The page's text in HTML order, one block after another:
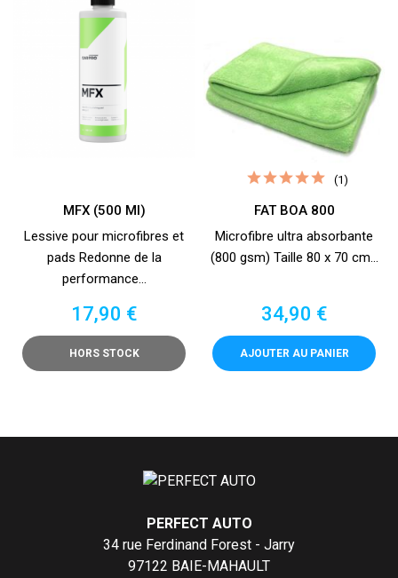
MFX (500 Ml)
Lessive pour microfibres et
pads Redonne de la
performance...
Prix
17,90 €
HORS STOCK
(1)
FAT BOA 800
Microfibre ultra absorbante
(800 gsm) Taille 80 x 70 cm...
Prix
34,90 €
AJOUTER AU PANIER
PERFECT AUTO
34 rue Ferdinand Forest - Jarry
97122 BAIE-MAHAULT